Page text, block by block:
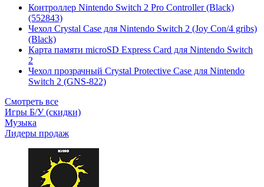
Контроллер Nintendo Switch 2 Pro Controller (Black)
(552843)
Чехол Сrystal Сase для Nintendo Switch 2 (Joy Con/4 gribs)
(Black)
Карта памяти microSD Express Card для Nintendo Switch
2
Чехол прозрачный Crystal Protective Case для Nintendo
Switch 2 (GNS-822)
Смотреть все
Игры Б/У (скидки)
Музыка
Лидеры продаж